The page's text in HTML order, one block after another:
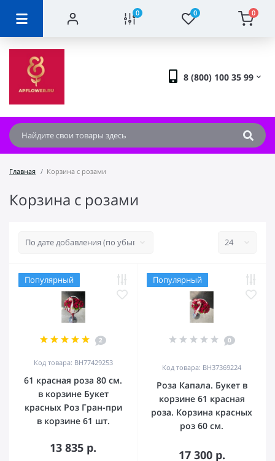
0 0 0
8 (800) 100 35 99
Главная Корзина с розами
Корзина с розами
Популярный
2
Код товара: BH77429253
61 красная роза 80 см.
в корзине Букет
красных Роз Гран-при
в корзине 61 шт.
13 835 р.
Популярный
0
Код товара: BH37369224
Роза Капала. Букет в
корзине 61 красная
роза. Корзина красных
роз 60 см.
17 300 р.